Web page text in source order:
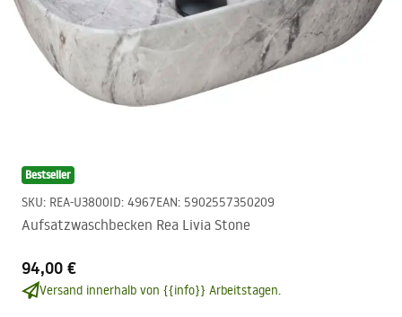
Bestseller
SKU: REA-U3800ID: 4967EAN: 5902557350209
Aufsatzwaschbecken Rea Livia Stone
94,00 €
Versand innerhalb von {{info}} Arbeitstagen.